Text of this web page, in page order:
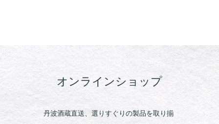
オンラインショップ
丹波酒蔵直送、選りすぐりの製品を取り揃